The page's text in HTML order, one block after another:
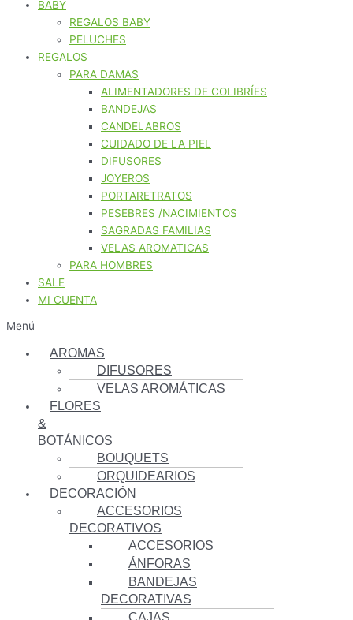
BABY
REGALOS BABY
PELUCHES
REGALOS
PARA DAMAS
ALIMENTADORES DE COLIBRÍES
BANDEJAS
CANDELABROS
CUIDADO DE LA PIEL
DIFUSORES
JOYEROS
PORTARETRATOS
PESEBRES /NACIMIENTOS
SAGRADAS FAMILIAS
VELAS AROMATICAS
PARA HOMBRES
SALE
MI CUENTA
Menú
AROMAS
DIFUSORES
VELAS AROMÁTICAS
FLORES
&
BOTÁNICOS
BOUQUETS
ORQUIDEARIOS
DECORACIÓN
ACCESORIOS
DECORATIVOS
ACCESORIOS
ÁNFORAS
BANDEJAS
DECORATIVAS